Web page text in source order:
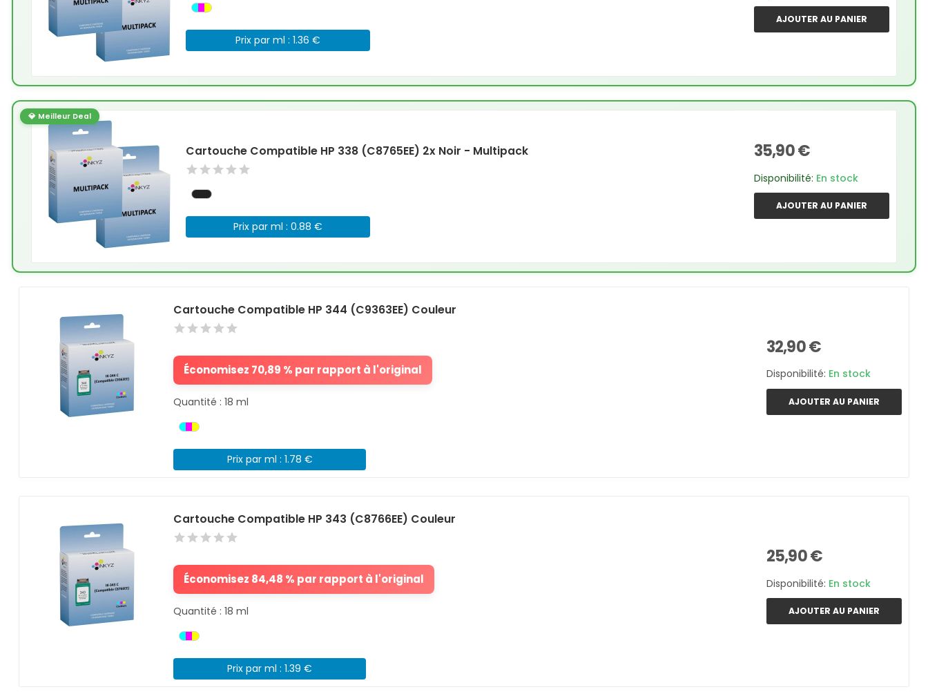
Prix par ml : 1.36 €
AJOUTER AU PANIER
💎 Meilleur Deal
Cartouche Compatible HP 338 (C8765EE) 2x Noir - Multipack
Prix par ml : 0.88 €
35,90 €
Disponibilité: En stock
AJOUTER AU PANIER
Cartouche Compatible HP 344 (C9363EE) Couleur
Économisez 70,89 % par rapport à l'original
Quantité : 18 ml
Prix par ml : 1.78 €
32,90 €
Disponibilité: En stock
AJOUTER AU PANIER
Cartouche Compatible HP 343 (C8766EE) Couleur
Économisez 84,48 % par rapport à l'original
Quantité : 18 ml
Prix par ml : 1.39 €
25,90 €
Disponibilité: En stock
AJOUTER AU PANIER